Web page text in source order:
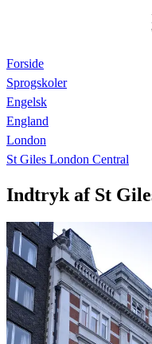
Forside
Sprogskoler
Engelsk
England
London
St Giles London Central
Indtryk af St